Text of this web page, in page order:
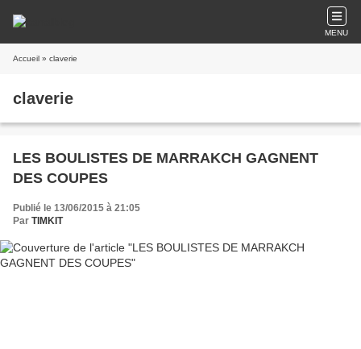
MENU
Accueil » claverie
claverie
LES BOULISTES DE MARRAKCH GAGNENT
DES COUPES
Publié le 13/06/2015 à 21:05
Par TIMKIT